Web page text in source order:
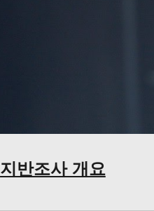
지반조사 개요